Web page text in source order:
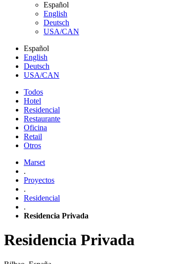
Español
English
Deutsch
USA/CAN
Español
English
Deutsch
USA/CAN
Todos
Hotel
Residencial
Restaurante
Oficina
Retail
Otros
Marset
.
Proyectos
.
Residencial
.
Residencia Privada
Residencia Privada